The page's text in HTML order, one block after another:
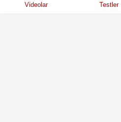
Videolar Testler